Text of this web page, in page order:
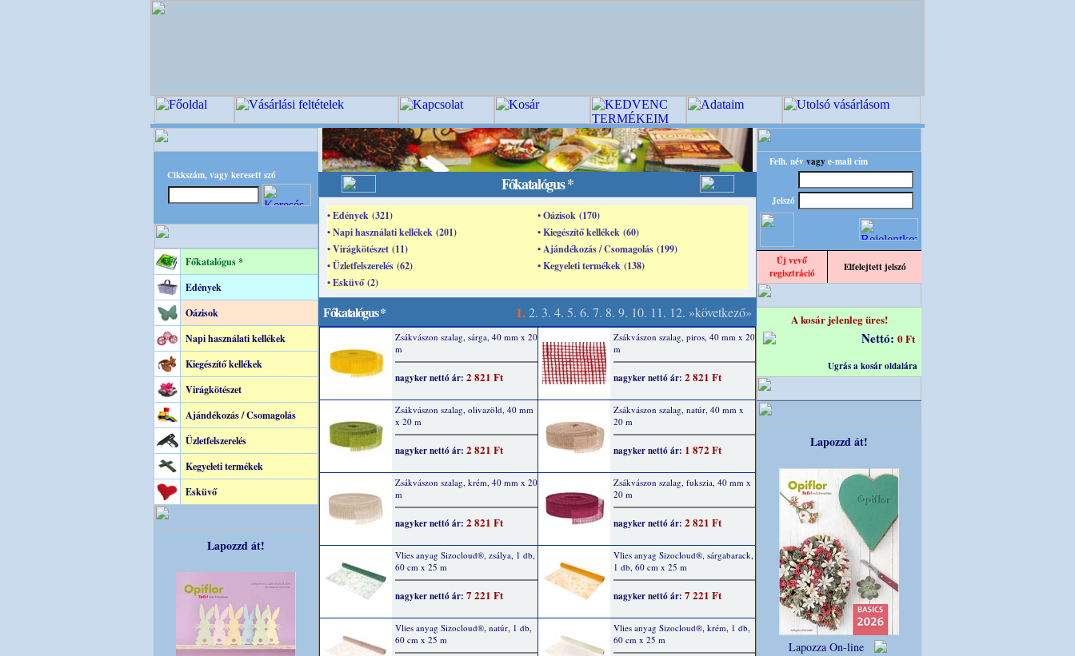
Cikkszám, vagy keresett szó
Főkatalógus *
Edények
Oázisok
Napi használati kellékek
Kiegészítő kellékek
Virágkötészet
Ajándékozás / Csomagolás
Üzletfelszerelés
Kegyeleti termékek
Esküvő
Lapozzd át!
Főkatalógus *
• Edények (321)
• Oázisok (170)
• Napi használati kellékek (201)
• Kiegészítő kellékek (60)
• Virágkötészet (11)
• Ajándékozás / Csomagolás (199)
• Üzletfelszerelés (62)
• Kegyeleti termékek (138)
• Esküvő (2)
Főkatalógus * 1.2. 3. 4. 5. 6. 7. 8. 9. 10. 11. 12. »következő»
Zsákvászon szalag, sárga, 40 mm x 20
m
nagyker nettó ár: 2 821 Ft
Zsákvászon szalag, piros, 40 mm x 20
m
nagyker nettó ár: 2 821 Ft
Zsákvászon szalag, olivazöld, 40 mm
x 20 m
nagyker nettó ár: 2 821 Ft
Zsákvászon szalag, natúr, 40 mm x
20 m
nagyker nettó ár: 1 872 Ft
Zsákvászon szalag, krém, 40 mm x 20
m
nagyker nettó ár: 2 821 Ft
Zsákvászon szalag, fukszia, 40 mm x
20 m
nagyker nettó ár: 2 821 Ft
Vlies anyag Sizocloud®, zsálya, 1 db,
60 cm x 25 m
nagyker nettó ár: 7 221 Ft
Vlies anyag Sizocloud®, sárgabarack,
1 db, 60 cm x 25 m
nagyker nettó ár: 7 221 Ft
Vlies anyag Sizocloud®, natúr, 1 db,
60 cm x 25 m
Vlies anyag Sizocloud®, krém, 1 db,
60 cm x 25 m
Felh. név vagy e-mail cím
Jelszó
Új vevő
regisztráció
Elfelejtett jelszó
A kosár jelenleg üres!
Nettó: 0 Ft
Ugrás a kosár oldalára
Lapozzd át!
Lapozza On-line